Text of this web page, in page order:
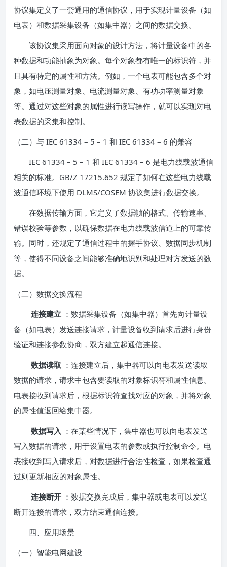
协议集定义了一套通用的通信协议，用于实现计量设备（如
电表）和数据采集设备（如集中器）之间的数据交换。
该协议集采用面向对象的设计方法，将计量设备中的各
种数据和功能抽象为对象。每个对象都有唯一的标识符，并
且具有特定的属性和方法。例如，一个电表可能包含多个对
象，如电压测量对象、电流测量对象、有功功率测量对象
等。通过对这些对象的属性进行读写操作，就可以实现对电
表数据的采集和控制。
（二）与 IEC 61334 – 5 – 1 和 IEC 61334 – 6 的兼容
IEC 61334 – 5 – 1 和 IEC 61334 – 6 是电力线载波通信
相关的标准。GB/Z 17215.652 规定了如何在这些电力线载
波通信环境下使用 DLMS/COSEM 协议集进行数据交换。
在数据传输方面，它定义了数据帧的格式、传输速率、
错误校验等参数，以确保数据在电力线载波信道上的可靠传
输。同时，还规定了通信过程中的握手协议、数据同步机制
等，使得不同设备之间能够准确地识别和处理对方发送的数
据。
（三）数据交换流程
连接建立 ：数据采集设备（如集中器）首先向计量设
备（如电表）发送连接请求，计量设备收到请求后进行身份
验证和连接参数协商，双方建立起通信连接。
数据读取 ：连接建立后，集中器可以向电表发送读取
数据的请求，请求中包含要读取的对象标识符和属性信息。
电表接收到请求后，根据标识符查找对应的对象，并将对象
的属性值返回给集中器。
数据写入 ：在某些情况下，集中器也可以向电表发送
写入数据的请求，用于设置电表的参数或执行控制命令。电
表接收到写入请求后，对数据进行合法性检查，如果检查通
过则更新相应的对象属性。
连接断开 ：数据交换完成后，集中器或电表可以发送
断开连接的请求，双方结束通信连接。
四、应用场景
（一）智能电网建设